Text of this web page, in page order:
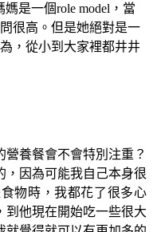
是一個role model，當
很高。但是她絕對是一
，從小到大家裡都井井
養餐會不會特別注重？
，因為可能我自己本身很
物時，我都花了很多心
到他現在開始吃一些很大